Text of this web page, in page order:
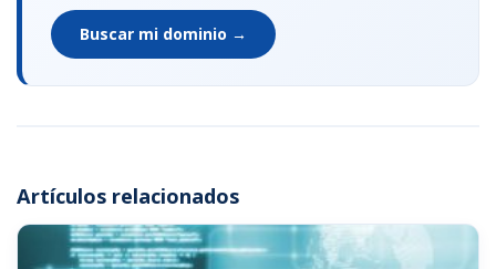
Buscar mi dominio →
Artículos relacionados